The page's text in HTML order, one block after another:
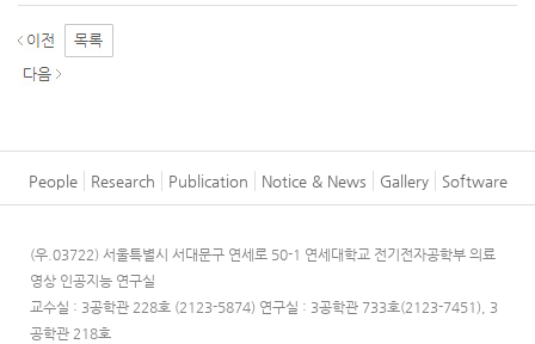
People Research Publication Notice & News Gallery Software
(우.03722) 서울특별시 서대문구 연세로 50-1 연세대학교 전기전자공학부 의료
영상 인공지능 연구실
교수실 : 3공학관 228호 (2123-5874) 연구실 : 3공학관 733호(2123-7451), 3
공학관 218호